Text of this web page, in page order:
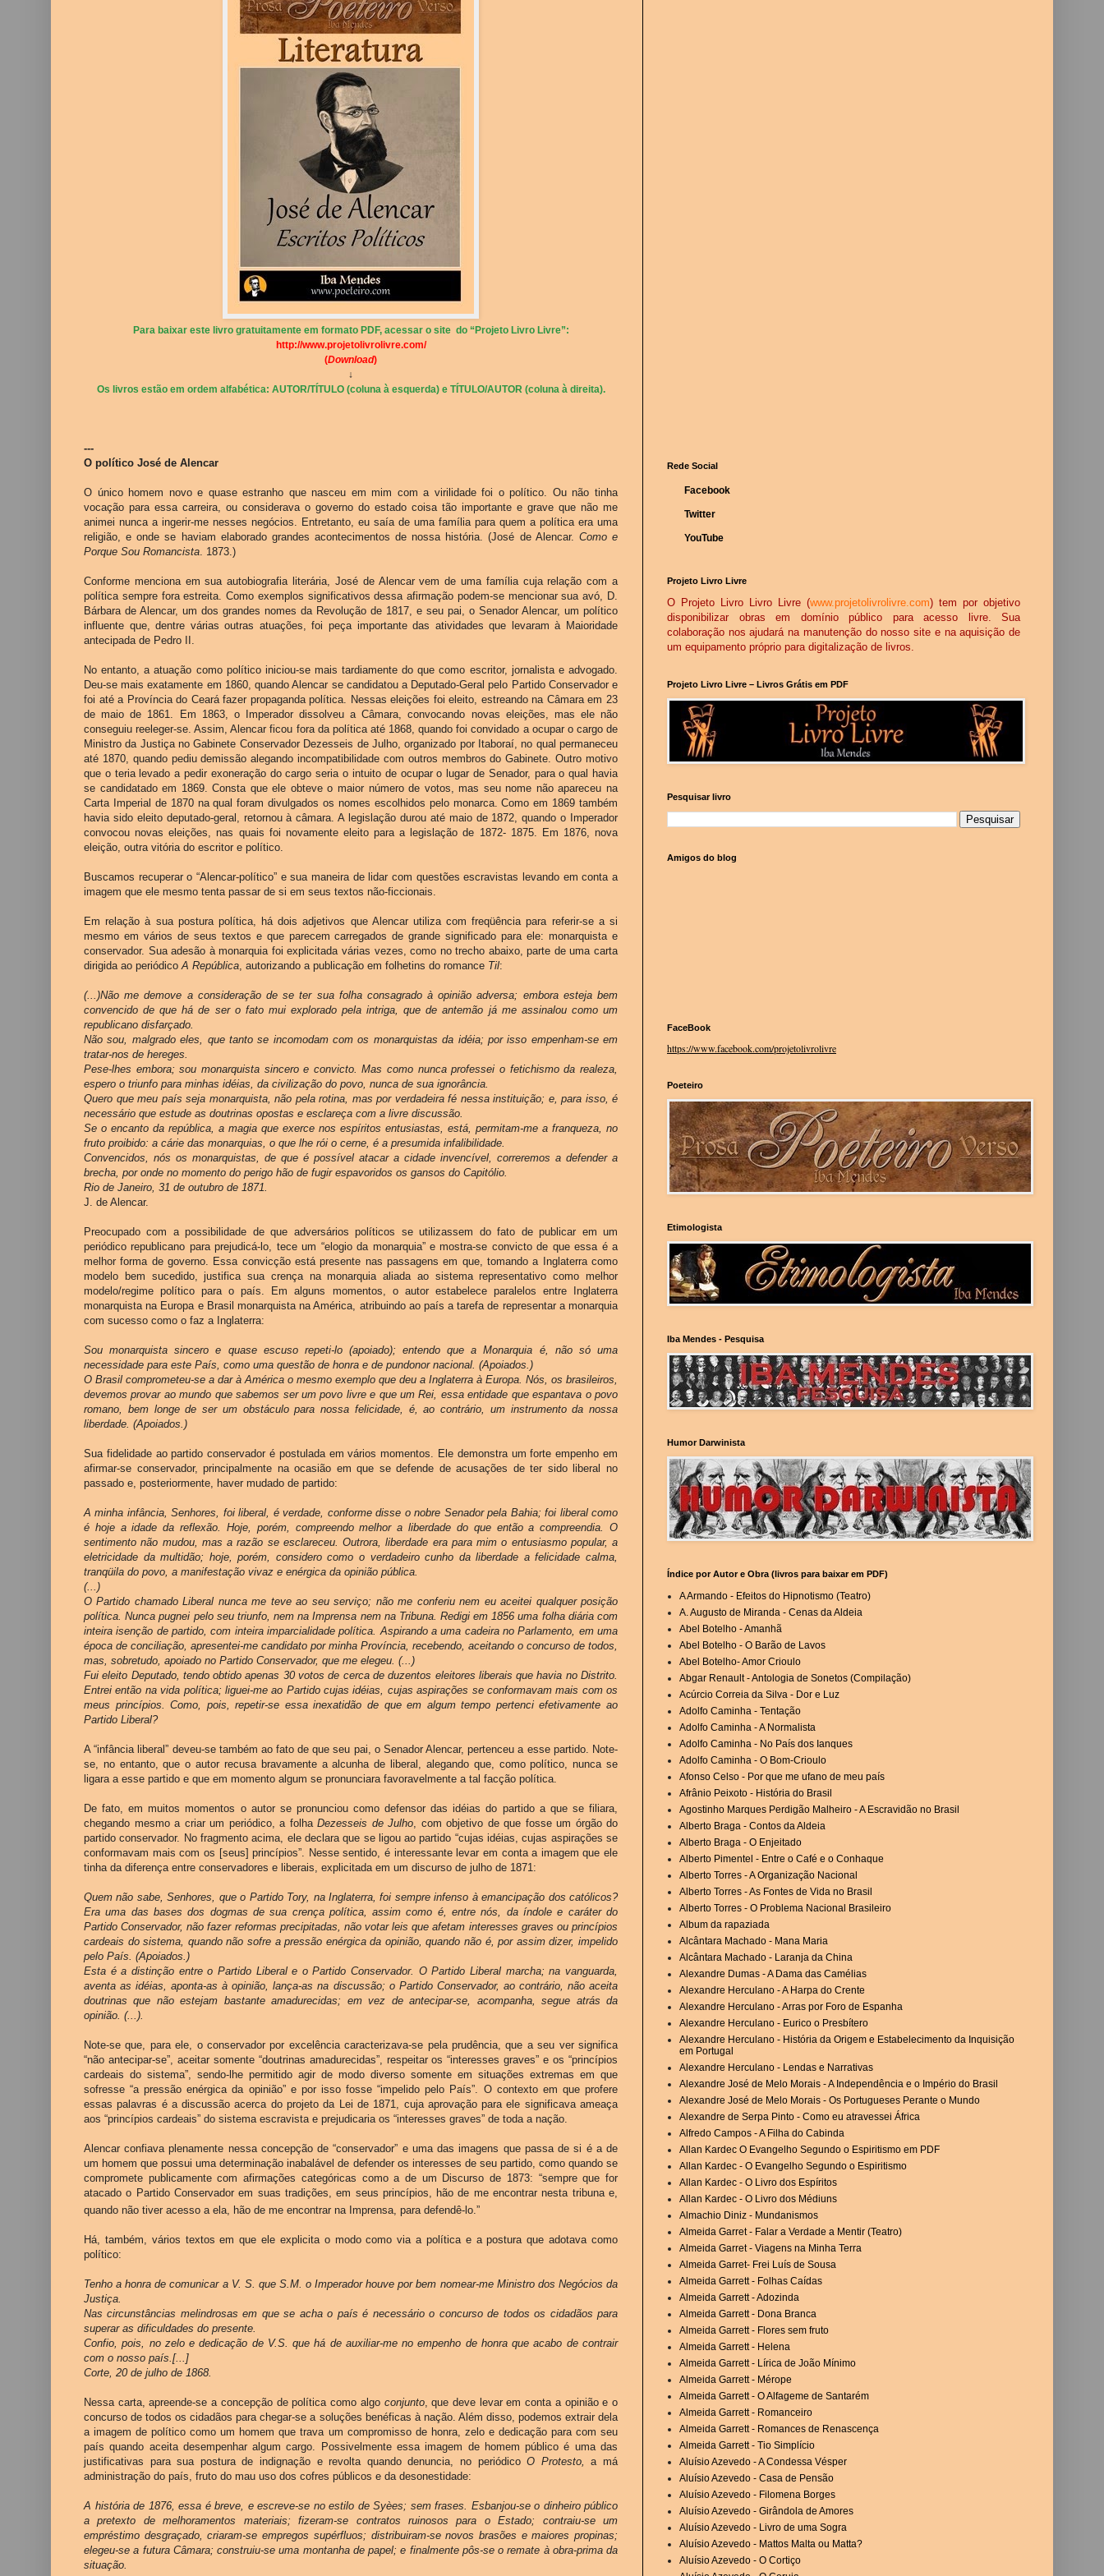
Para baixar este livro gratuitamente em formato PDF, acessar o site do “Projeto Livro Livre”:
http://www.projetolivrolivre.com/
(Download)
↓
Os livros estão em ordem alfabética: AUTOR/TÍTULO (coluna à esquerda) e TÍTULO/AUTOR (coluna à direita).
---
O político José de Alencar
O único homem novo e quase estranho que nasceu em mim com a virilidade foi o político. Ou não tinha
vocação para essa carreira, ou considerava o governo do estado coisa tão importante e grave que não me
animei nunca a ingerir-me nesses negócios. Entretanto, eu saía de uma família para quem a política era uma
religião, e onde se haviam elaborado grandes acontecimentos de nossa história. (José de Alencar. Como e
Porque Sou Romancista . 1873.)
Conforme menciona em sua autobiografia literária, José de Alencar vem de uma família cuja relação com a
política sempre fora estreita. Como exemplos significativos dessa afirmação podem-se mencionar sua avó, D.
Bárbara de Alencar, um dos grandes nomes da Revolução de 1817, e seu pai, o Senador Alencar, um político
influente que, dentre várias outras atuações, foi peça importante das atividades que levaram à Maioridade
antecipada de Pedro II.
No entanto, a atuação como político iniciou-se mais tardiamente do que como escritor, jornalista e advogado.
Deu-se mais exatamente em 1860, quando Alencar se candidatou a Deputado-Geral pelo Partido Conservador e
foi até a Província do Ceará fazer propaganda política. Nessas eleições foi eleito, estreando na Câmara em 23
de maio de 1861. Em 1863, o Imperador dissolveu a Câmara, convocando novas eleições, mas ele não
conseguiu reeleger-se. Assim, Alencar ficou fora da política até 1868, quando foi convidado a ocupar o cargo de
Ministro da Justiça no Gabinete Conservador Dezesseis de Julho, organizado por Itaboraí, no qual permaneceu
até 1870, quando pediu demissão alegando incompatibilidade com outros membros do Gabinete. Outro motivo
que o teria levado a pedir exoneração do cargo seria o intuito de ocupar o lugar de Senador, para o qual havia
se candidatado em 1869. Consta que ele obteve o maior número de votos, mas seu nome não apareceu na
Carta Imperial de 1870 na qual foram divulgados os nomes escolhidos pelo monarca. Como em 1869 também
havia sido eleito deputado-geral, retornou à câmara. A legislação durou até maio de 1872, quando o Imperador
convocou novas eleições, nas quais foi novamente eleito para a legislação de 1872- 1875. Em 1876, nova
eleição, outra vitória do escritor e político.
Buscamos recuperar o “Alencar-político” e sua maneira de lidar com questões escravistas levando em conta a
imagem que ele mesmo tenta passar de si em seus textos não-ficcionais.
Em relação à sua postura política, há dois adjetivos que Alencar utiliza com freqüência para referir-se a si
mesmo em vários de seus textos e que parecem carregados de grande significado para ele: monarquista e
conservador. Sua adesão à monarquia foi explicitada várias vezes, como no trecho abaixo, parte de uma carta
dirigida ao periódico A República , autorizando a publicação em folhetins do romance Til:
(...)Não me demove a consideração de se ter sua folha consagrado à opinião adversa; embora esteja bem
convencido de que há de ser o fato mui explorado pela intriga, que de antemão já me assinalou como um
republicano disfarçado.
Não sou, malgrado eles, que tanto se incomodam com os monarquistas da idéia; por isso empenham-se em
tratar-nos de hereges.
Pese-lhes embora; sou monarquista sincero e convicto. Mas como nunca professei o fetichismo da realeza,
espero o triunfo para minhas idéias, da civilização do povo, nunca de sua ignorância.
Quero que meu país seja monarquista, não pela rotina, mas por verdadeira fé nessa instituição; e, para isso, é
necessário que estude as doutrinas opostas e esclareça com a livre discussão.
Se o encanto da república, a magia que exerce nos espíritos entusiastas, está, permitam-me a franqueza, no
fruto proibido: a cárie das monarquias, o que lhe rói o cerne, é a presumida infalibilidade.
Convencidos, nós os monarquistas, de que é possível atacar a cidade invencível, correremos a defender a
brecha, por onde no momento do perigo hão de fugir espavoridos os gansos do Capitólio.
Rio de Janeiro, 31 de outubro de 1871.
J. de Alencar.
Preocupado com a possibilidade de que adversários políticos se utilizassem do fato de publicar em um
periódico republicano para prejudicá-lo, tece um “elogio da monarquia” e mostra-se convicto de que essa é a
melhor forma de governo. Essa convicção está presente nas passagens em que, tomando a Inglaterra como
modelo bem sucedido, justifica sua crença na monarquia aliada ao sistema representativo como melhor
modelo/regime político para o país. Em alguns momentos, o autor estabelece paralelos entre Inglaterra
monarquista na Europa e Brasil monarquista na América, atribuindo ao país a tarefa de representar a monarquia
com sucesso como o faz a Inglaterra:
Sou monarquista sincero e quase escuso repeti-lo (apoiado); entendo que a Monarquia é, não só uma
necessidade para este País, como uma questão de honra e de pundonor nacional. (Apoiados .)
O Brasil comprometeu-se a dar à América o mesmo exemplo que deu a Inglaterra à Europa. Nós, os brasileiros,
devemos provar ao mundo que sabemos ser um povo livre e que um Rei, essa entidade que espantava o povo
romano, bem longe de ser um obstáculo para nossa felicidade, é, ao contrário, um instrumento da nossa
liberdade. (Apoiados .)
Sua fidelidade ao partido conservador é postulada em vários momentos. Ele demonstra um forte empenho em
afirmar-se conservador, principalmente na ocasião em que se defende de acusações de ter sido liberal no
passado e, posteriormente, haver mudado de partido:
A minha infância, Senhores, foi liberal, é verdade, conforme disse o nobre Senador pela Bahia; foi liberal como
é hoje a idade da reflexão. Hoje, porém, compreendo melhor a liberdade do que então a compreendia. O
sentimento não mudou, mas a razão se esclareceu. Outrora, liberdade era para mim o entusiasmo popular, a
eletricidade da multidão; hoje, porém, considero como o verdadeiro cunho da liberdade a felicidade calma,
tranqüila do povo, a manifestação vivaz e enérgica da opinião pública.
(...)
O Partido chamado Liberal nunca me teve ao seu serviço; não me conferiu nem eu aceitei qualquer posição
política. Nunca pugnei pelo seu triunfo, nem na Imprensa nem na Tribuna. Redigi em 1856 uma folha diária com
inteira isenção de partido, com inteira imparcialidade política. Aspirando a uma cadeira no Parlamento, em uma
época de conciliação, apresentei-me candidato por minha Província, recebendo, aceitando o concurso de todos,
mas, sobretudo, apoiado no Partido Conservador, que me elegeu. (...)
Fui eleito Deputado, tendo obtido apenas 30 votos de cerca de duzentos eleitores liberais que havia no Distrito.
Entrei então na vida política; liguei-me ao Partido cujas idéias, cujas aspirações se conformavam mais com os
meus princípios. Como, pois, repetir-se essa inexatidão de que em algum tempo pertenci efetivamente ao
Partido Liberal?
A “infância liberal” deveu-se também ao fato de que seu pai, o Senador Alencar, pertenceu a esse partido. Note-
se, no entanto, que o autor recusa bravamente a alcunha de liberal, alegando que, como político, nunca se
ligara a esse partido e que em momento algum se pronunciara favoravelmente a tal facção política.
De fato, em muitos momentos o autor se pronunciou como defensor das idéias do partido a que se filiara,
chegando mesmo a criar um periódico, a folha Dezesseis de Julho , com objetivo de que fosse um órgão do
partido conservador. No fragmento acima, ele declara que se ligou ao partido “cujas idéias, cujas aspirações se
conformavam mais com os [seus] princípios”. Nesse sentido, é interessante levar em conta a imagem que ele
tinha da diferença entre conservadores e liberais, explicitada em um discurso de julho de 1871:
Quem não sabe, Senhores, que o Partido Tory, na Inglaterra, foi sempre infenso à emancipação dos católicos?
Era uma das bases dos dogmas de sua crença política, assim como é, entre nós, da índole e caráter do
Partido Conservador, não fazer reformas precipitadas, não votar leis que afetam interesses graves ou princípios
cardeais do sistema, quando não sofre a pressão enérgica da opinião, quando não é, por assim dizer, impelido
pelo País. (Apoiados .)
Esta é a distinção entre o Partido Liberal e o Partido Conservador. O Partido Liberal marcha; na vanguarda,
aventa as idéias, aponta-as à opinião, lança-as na discussão; o Partido Conservador, ao contrário, não aceita
doutrinas que não estejam bastante amadurecidas; em vez de antecipar-se, acompanha, segue atrás da
opinião. (...).
Note-se que, para ele, o conservador por excelência caracterizava-se pela prudência, que a seu ver significa
“não antecipar-se”, aceitar somente “doutrinas amadurecidas”, respeitar os “interesses graves” e os “princípios
cardeais do sistema”, sendo-lhe permitido agir de modo diverso somente em situações extremas em que
sofresse “a pressão enérgica da opinião” e por isso fosse “impelido pelo País”. O contexto em que profere
essas palavras é a discussão acerca do projeto da Lei de 1871, cuja aprovação para ele significava ameaça
aos “princípios cardeais” do sistema escravista e prejudicaria os “interesses graves” de toda a nação.
Alencar confiava plenamente nessa concepção de “conservador” e uma das imagens que passa de si é a de
um homem que possui uma determinação inabalável de defender os interesses de seu partido, como quando se
compromete publicamente com afirmações categóricas como a de um Discurso de 1873: “sempre que for
atacado o Partido Conservador em suas tradições, em seus princípios, hão de me encontrar nesta tribuna e,
quando não tiver acesso a ela, hão de me encontrar na Imprensa, para defendê-lo.”
Há, também, vários textos em que ele explicita o modo como via a política e a postura que adotava como
político:
Tenho a honra de comunicar a V. S. que S.M. o Imperador houve por bem nomear-me Ministro dos Negócios da
Justiça.
Nas circunstâncias melindrosas em que se acha o país é necessário o concurso de todos os cidadãos para
superar as dificuldades do presente.
Confio, pois, no zelo e dedicação de V.S. que há de auxiliar-me no empenho de honra que acabo de contrair
com o nosso país.[...]
Corte, 20 de julho de 1868.
Nessa carta, apreende-se a concepção de política como algo conjunto, que deve levar em conta a opinião e o
concurso de todos os cidadãos para chegar-se a soluções benéficas à nação. Além disso, podemos extrair dela
a imagem de político como um homem que trava um compromisso de honra, zelo e dedicação para com seu
país quando aceita desempenhar algum cargo. Possivelmente essa imagem de homem público é uma das
justificativas para sua postura de indignação e revolta quando denuncia, no periódicoO Protesto, a má
administração do país, fruto do mau uso dos cofres públicos e da desonestidade:
A história de 1876, essa é breve, e escreve-se no estilo de Syèes; sem frases. Esbanjou-se o dinheiro público
a pretexto de melhoramentos materiais; fizeram-se contratos ruinosos para o Estado; contraiu-se um
empréstimo desgraçado, criaram-se empregos supérfluos; distribuiram-se novos brasões e maiores propinas;
elegeu-se a futura Câmara; construiu-se uma montanha de papel; e finalmente pôs-se o remate à obra-prima da
situação.
Rede Social
Facebook
Twitter
YouTube
Projeto Livro Livre
O Projeto Livro Livro Livre (www.projetolivrolivre.com) tem por objetivo
disponibilizar obras em domínio público para acesso livre. Sua
colaboração nos ajudará na manutenção do nosso site e na aquisição de
um equipamento próprio para digitalização de livros.
Projeto Livro Livre – Livros Grátis em PDF
Pesquisar livro
Amigos do blog
FaceBook
https://www.facebook.com/projetolivrolivre
Poeteiro
Etimologista
Iba Mendes - Pesquisa
Humor Darwinista
Índice por Autor e Obra (livros para baixar em PDF)
A Armando - Efeitos do Hipnotismo (Teatro)
A. Augusto de Miranda - Cenas da Aldeia
Abel Botelho - Amanhã
Abel Botelho - O Barão de Lavos
Abel Botelho- Amor Crioulo
Abgar Renault - Antologia de Sonetos (Compilação)
Acúrcio Correia da Silva - Dor e Luz
Adolfo Caminha - Tentação
Adolfo Caminha - A Normalista
Adolfo Caminha - No País dos Ianques
Adolfo Caminha - O Bom-Crioulo
Afonso Celso - Por que me ufano de meu país
Afrânio Peixoto - História do Brasil
Agostinho Marques Perdigão Malheiro - A Escravidão no Brasil
Alberto Braga - Contos da Aldeia
Alberto Braga - O Enjeitado
Alberto Pimentel - Entre o Café e o Conhaque
Alberto Torres - A Organização Nacional
Alberto Torres - As Fontes de Vida no Brasil
Alberto Torres - O Problema Nacional Brasileiro
Album da rapaziada
Alcântara Machado - Mana Maria
Alcântara Machado - Laranja da China
Alexandre Dumas - A Dama das Camélias
Alexandre Herculano - A Harpa do Crente
Alexandre Herculano - Arras por Foro de Espanha
Alexandre Herculano - Eurico o Presbítero
Alexandre Herculano - História da Origem e Estabelecimento da Inquisição
em Portugal
Alexandre Herculano - Lendas e Narrativas
Alexandre José de Melo Morais - A Independência e o Império do Brasil
Alexandre José de Melo Morais - Os Portugueses Perante o Mundo
Alexandre de Serpa Pinto - Como eu atravessei África
Alfredo Campos - A Filha do Cabinda
Allan Kardec O Evangelho Segundo o Espiritismo em PDF
Allan Kardec - O Evangelho Segundo o Espiritismo
Allan Kardec - O Livro dos Espíritos
Allan Kardec - O Livro dos Médiuns
Almachio Diniz - Mundanismos
Almeida Garret - Falar a Verdade a Mentir (Teatro)
Almeida Garret - Viagens na Minha Terra
Almeida Garret- Frei Luís de Sousa
Almeida Garrett - Folhas Caídas
Almeida Garrett - Adozinda
Almeida Garrett - Dona Branca
Almeida Garrett - Flores sem fruto
Almeida Garrett - Helena
Almeida Garrett - Lírica de João Mínimo
Almeida Garrett - Mérope
Almeida Garrett - O Alfageme de Santarém
Almeida Garrett - Romanceiro
Almeida Garrett - Romances de Renascença
Almeida Garrett - Tio Simplício
Aluísio Azevedo - A Condessa Vésper
Aluísio Azevedo - Casa de Pensão
Aluísio Azevedo - Filomena Borges
Aluísio Azevedo - Girândola de Amores
Aluísio Azevedo - Livro de uma Sogra
Aluísio Azevedo - Mattos Malta ou Matta?
Aluísio Azevedo - O Cortiço